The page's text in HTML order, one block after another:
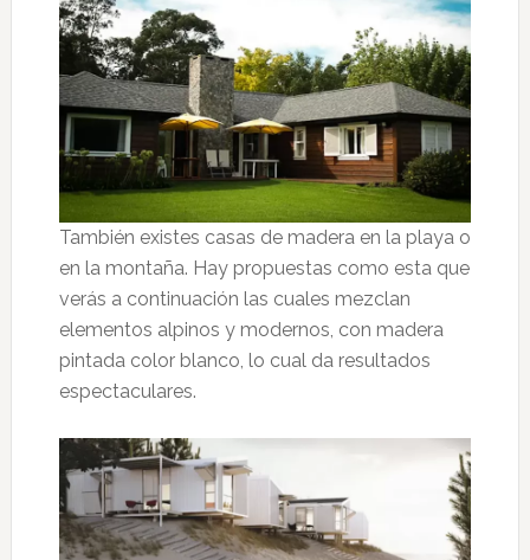
También existes casas de madera en la playa o
en la montaña. Hay propuestas como esta que
verás a continuación las cuales mezclan
elementos alpinos y modernos, con madera
pintada color blanco, lo cual da resultados
espectaculares.